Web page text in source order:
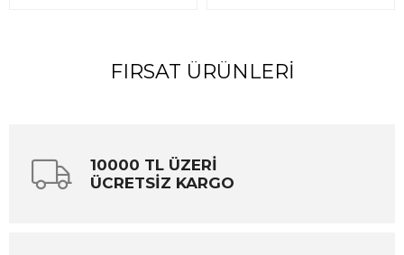
FIRSAT ÜRÜNLERI
10000 TL ÜZERİ
ÜCRETSİZ KARGO